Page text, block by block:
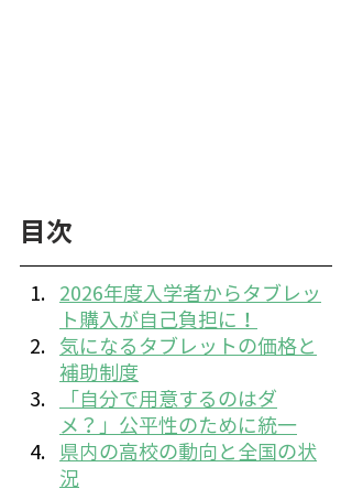
目次
2026年度入学者からタブレッ
ト購入が自己負担に！
気になるタブレットの価格と
補助制度
「自分で用意するのはダ
メ？」公平性のために統一
県内の高校の動向と全国の状
況